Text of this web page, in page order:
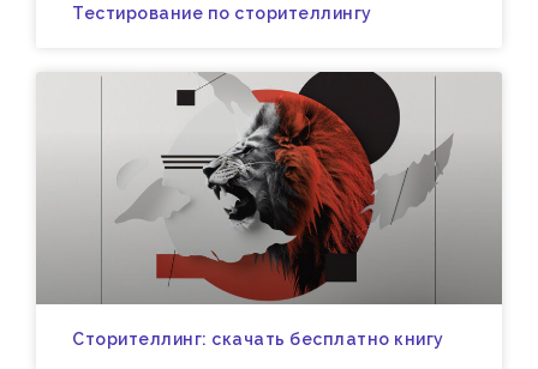
Тестирование по сторителлингу
Сторителлинг: скачать бесплатно книгу